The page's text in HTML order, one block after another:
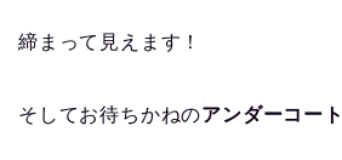
締まって見えます！
そしてお待ちかねのアンダーコート